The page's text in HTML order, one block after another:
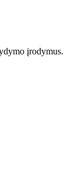
įrodymus.